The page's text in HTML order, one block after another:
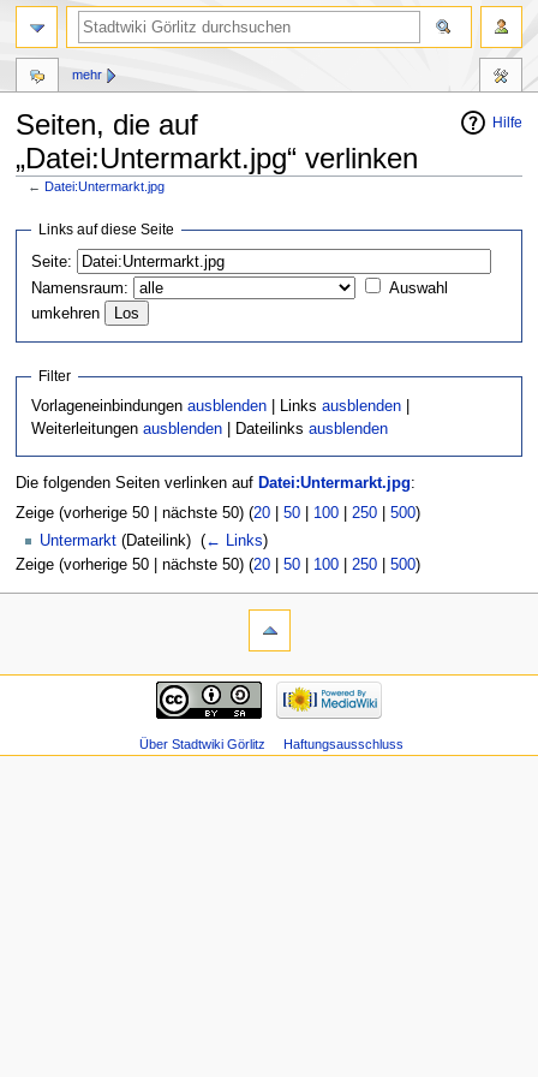
Hilfe
Seiten, die auf
„Datei:Untermarkt.jpg“ verlinken
← Datei:Untermarkt.jpg
springen
springen
Links auf diese Seite
Seite:
Namensraum:
Auswahl
umkehren
Filter
Vorlageneinbindungenausblenden | Linksausblenden
Weiterleitungenausblenden | Dateilinksausblenden
Die folgenden Seiten verlinken auf Datei:Untermarkt.jpg:
Zeige (vorherige 50 | nächste 50) (20| 50| 100| 250| 500)
Untermarkt (Dateilink) ‎ (← Links)
Zeige (vorherige 50 | nächste 50) (20| 50| 100| 250| 500)
mehr
Über Stadtwiki Görlitz Haftungsausschluss